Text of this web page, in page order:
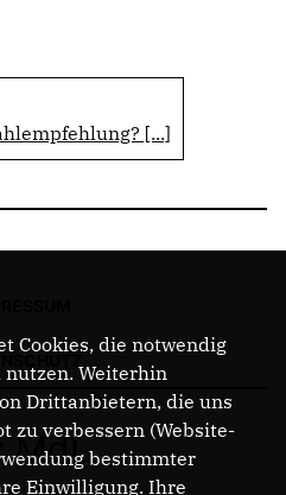
[...]
MdL
Cookies, die notwendig
nutzen. Weiterhin
Drittanbietern, die uns
zu verbessern (Website-
bestimmter
Einwilligung. Ihre